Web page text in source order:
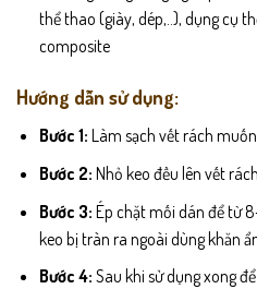
thể thao (giày, dép,..), dụng cụ
composite
Hướng dẫn sử dụng:
Bước 1: Làm sạch vết rách
Bước 2: Nhỏ keo đều lên vết rách
Bước 3: Ép chặt mối dán để từ
keo bị tràn ra ngoài dùng khăn
Bước 4: Sau khi sử dụng xong